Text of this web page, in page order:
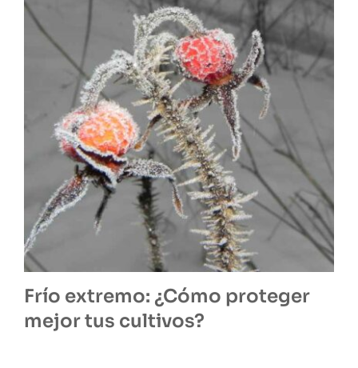
Frío extremo: ¿Cómo proteger
mejor tus cultivos?